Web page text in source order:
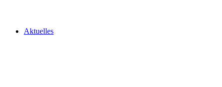
Aktuelles